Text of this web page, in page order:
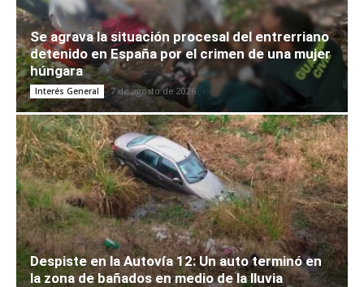
Se agrava la situación procesal del entrerriano
detenido en España por el crimen de una mujer
húngara
Interés General 7 de agosto de 2026
Despiste en la Autovía 12: Un auto terminó en
la zona de bañados en medio de la lluvia